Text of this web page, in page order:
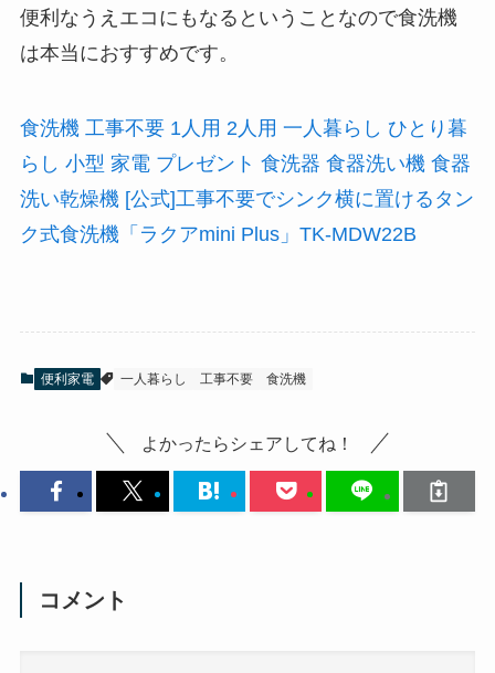
便利なうえエコにもなるということなので食洗機
は本当におすすめです。
食洗機 工事不要 1人用 2人用 一人暮らし ひとり暮
らし 小型 家電 プレゼント 食洗器 食器洗い機 食器
洗い乾燥機 [公式]工事不要でシンク横に置けるタン
ク式食洗機「ラクアmini Plus」TK-MDW22B
便利家電 一人暮らし 工事不要 食洗機
よかったらシェアしてね！
コメント